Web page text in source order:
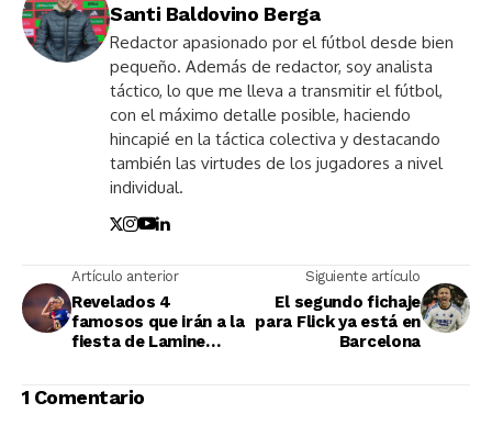
Santi Baldovino Berga
Redactor apasionado por el fútbol desde bien
pequeño. Además de redactor, soy analista
táctico, lo que me lleva a transmitir el fútbol,
con el máximo detalle posible, haciendo
hincapié en la táctica colectiva y destacando
también las virtudes de los jugadores a nivel
individual.
Artículo anterior
Revelados 4
famosos que irán a la
fiesta de Lamine
Siguiente artículo
El segundo fichaje
para Flick ya está en
Barcelona
1 Comentario